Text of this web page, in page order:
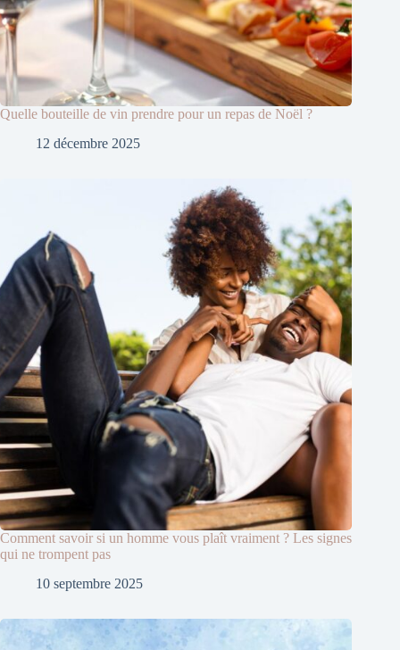
Quelle bouteille de vin prendre pour un repas de Noël ?
12 décembre 2025
Comment savoir si un homme vous plaît vraiment ? Les signes
qui ne trompent pas
10 septembre 2025